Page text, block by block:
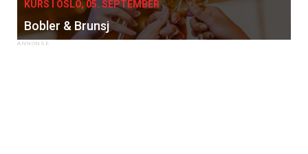
KURS I OSLO, 05. SEPTEMBER
Bobler & Brunsj